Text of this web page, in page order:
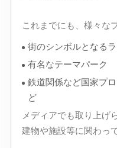
これまでにも、様々な
街のシンボルとなる
有名なテーマパーク
鉄道関係など国家プ
ど
メディアでも取り上げ
建物や施設等に関わっ